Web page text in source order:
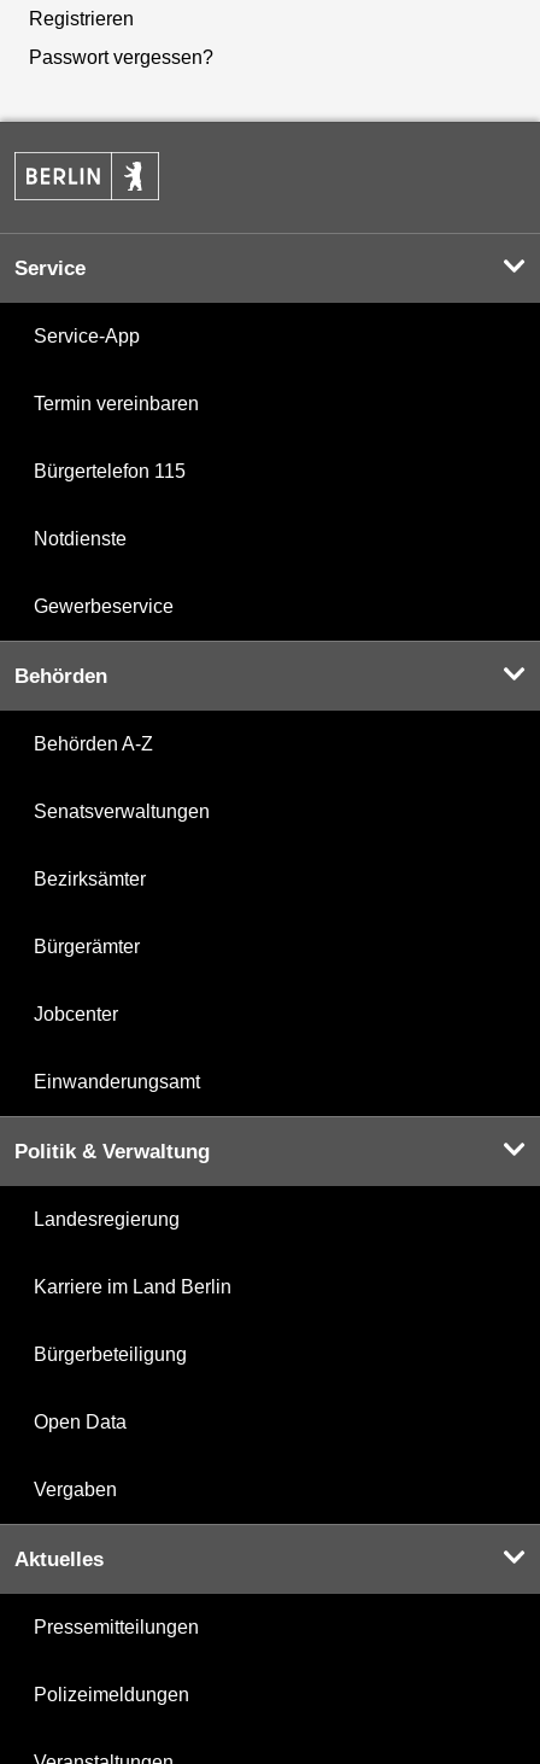
Registrieren
Passwort vergessen?
Service
Service-App
Termin vereinbaren
Bürgertelefon 115
Notdienste
Gewerbeservice
Behörden
Behörden A-Z
Senatsverwaltungen
Bezirksämter
Bürgerämter
Jobcenter
Einwanderungsamt
Politik & Verwaltung
Landesregierung
Karriere im Land Berlin
Bürgerbeteiligung
Open Data
Vergaben
Aktuelles
Pressemitteilungen
Polizeimeldungen